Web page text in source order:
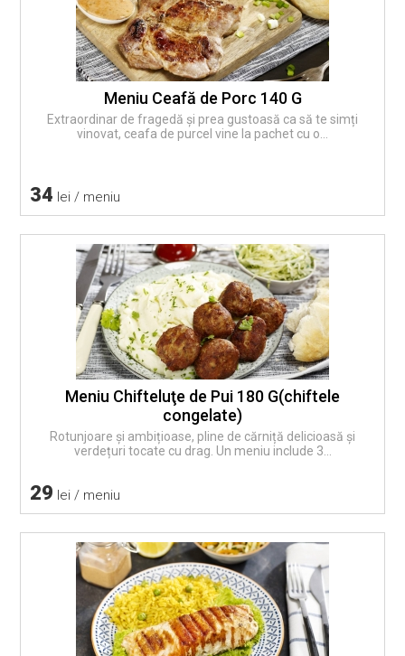
Meniu Ceafă de Porc 140 G
Extraordinar de fragedă și prea gustoasă ca să te simți
vinovat, ceafa de purcel vine la pachet cu o...
34 lei / meniu
Meniu Chifteluţe de Pui 180 G(chiftele
congelate)
Rotunjoare și ambițioase, pline de cărniță delicioasă și
verdețuri tocate cu drag. Un meniu include 3...
29 lei / meniu